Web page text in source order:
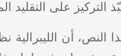
التركيز على التقليد
النص، أن الليبرالية